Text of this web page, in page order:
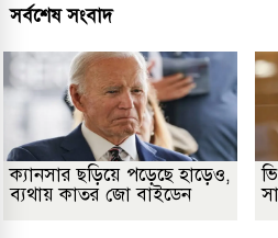
সর্বশেষ সংবাদ
ক্যানসার ছড়িয়ে পড়েছে হাড়েও,
ব্যথায় কাতর জো বাইডেন